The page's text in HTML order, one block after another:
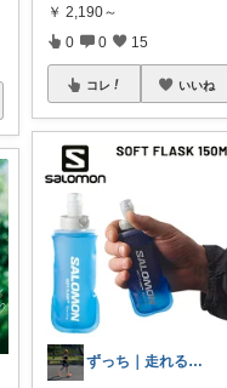
￥ 2,190～
0 0 15
コレ いいね
ずっち｜走れる身体づくり